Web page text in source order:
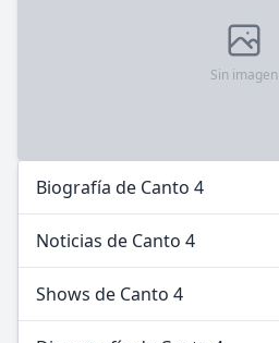
Sin imagen
Biografía de Canto 4
Noticias de Canto 4
Shows de Canto 4